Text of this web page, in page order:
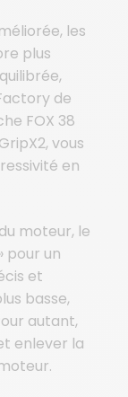
les
plus
de
FOX 38
vous
en
moteur, le
pour un
et
basse,
autant,
enlever la